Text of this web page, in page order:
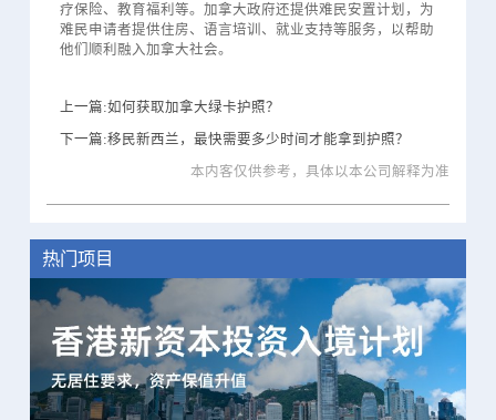
疗保险、教育福利等。加拿大政府还提供难民安置计划，为
难民申请者提供住房、语言培训、就业支持等服务，以帮助
他们顺利融入加拿大社会。
上一篇:如何获取加拿大绿卡护照？
下一篇:移民新西兰，最快需要多少时间才能拿到护照？
本内客仅供参考，具体以本公司解释为准
热门项目